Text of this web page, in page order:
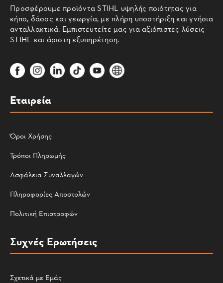
Προσφέρουμε προϊόντα STIHL υψηλής ποιότητας για
κήπο, δάσος και γεωργία, με πλήρη υποστήριξη και γνήσια
ανταλλακτικά. Εμπιστευτείτε μας για αξιόπιστες λύσεις
STIHL και άριστη εξυπηρέτηση.
Εταιρεία
Όροι Χρήσης
Τρόποι Πληρωμής
Ασφάλεια Συναλλαγών
Πληροφορίες Αποστολών
Πολιτική Επιστροφών
Συχνές Ερωτήσεις
Σχετικά με Εμάς